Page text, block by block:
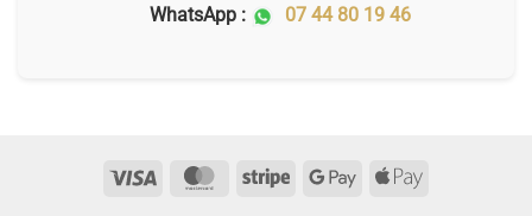
WhatsApp : 07 44 80 19 46